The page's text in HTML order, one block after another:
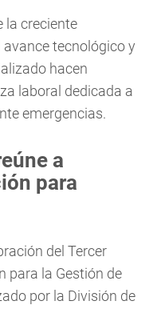
la creciente
tecnológico y
hacen
laboral dedicada a
emergencias.
a
para
del Tercer
para la Gestión de
por la División de